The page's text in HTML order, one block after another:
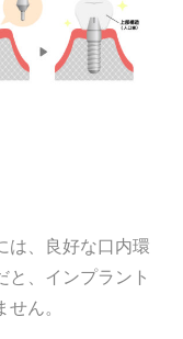
は、良好な口内環
と、インプラント
ん。